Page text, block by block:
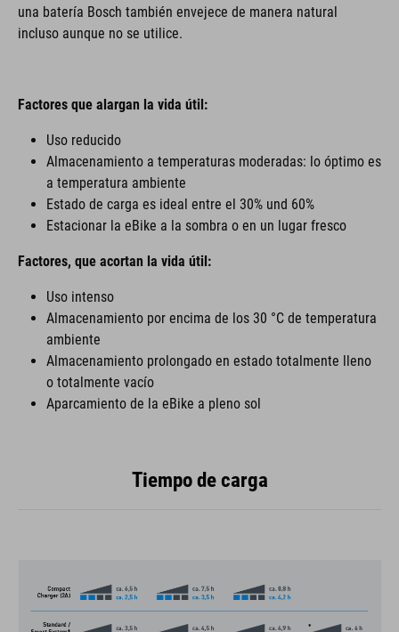
una batería Bosch también envejece de manera natural
incluso aunque no se utilice.
Factores que alargan la vida útil:
Uso reducido
Almacenamiento a temperaturas moderadas: lo óptimo es
a temperatura ambiente
Estado de carga es ideal entre el 30% und 60%
Estacionar la eBike a la sombra o en un lugar fresco
Factores, que acortan la vida útil:
Uso intenso
Almacenamiento por encima de los 30 °C de temperatura
ambiente
Almacenamiento prolongado en estado totalmente lleno
o totalmente vacío
Aparcamiento de la eBike a pleno sol
Tiempo de carga